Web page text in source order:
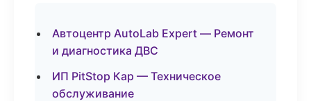
Автоцентр AutoLab Expert — Ремонт
и диагностика ДВС
ИП PitStop Кар — Техническое
обслуживание